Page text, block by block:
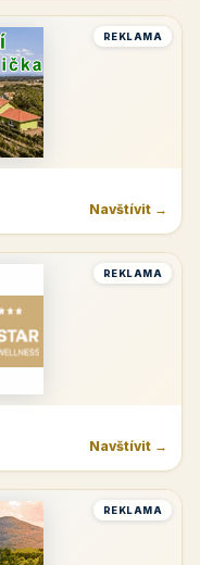
REKLAMA
Navštívit →
REKLAMA
Navštívit →
REKLAMA